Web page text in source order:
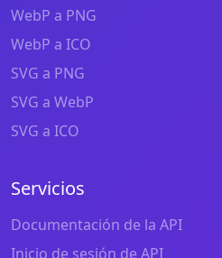
WebP a PNG
WebP a ICO
SVG a PNG
SVG a WebP
SVG a ICO
Servicios
Documentación de la API
Inicio de sesión de API